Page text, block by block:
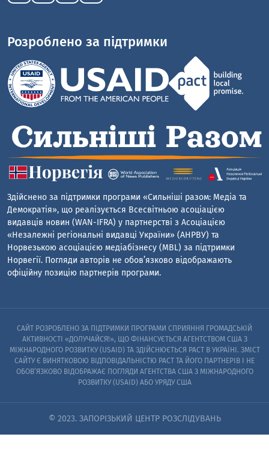
Розроблено за підтримки
Здійснено за підтримки програми «Сильніші разом: Медіа та
Демократія», що реалізується Всесвітньою асоціацією
видавців новин (WAN-IFRA) у партнерстві з Асоціацією
«Незалежні регіональні видавці України» (АНРВУ) та
Норвезькою асоціацією медіабізнесу (MBL) за підтримки
Норвегії. Погляди авторів не обов’язково відображають
офіційну позицію партнерів програми.
САЙТ РОЗРОБЛЕНО ЗА ПІДТРИМКИ ПРОГРАМИ СПРИЯННЯ ГРОМАДСЬКІЙ
АКТИВНОСТІ «ДОЛУЧАЙСЯ!», ЩО ФІНАНСУЄТЬСЯ АГЕНТСТВОМ США З
МІЖНАРОДНОГО РОЗВИТКУ (USAID) ТА ЗДІЙСНЮЄТЬСЯ PACT В УКРАЇНІ. ЗМІСТ
САЙТУ Є ВИНЯТКОВОЮ ВІДПОВІДАЛЬНІСТЮ PACT ТА ЙОГО ПАРТНЕРІВ I НЕ
ОБОВ’ЯЗКОВО ВІДОБРАЖАЄ ПОГЛЯДИ АГЕНТСТВА США З МІЖНАРОДНОГО
РОЗВИТКУ (USAID) АБО УРЯДУ США
© 2023. ЗАПОРІЗЬКИЙ ЦЕНТР РОЗСЛІДУВАНЬ